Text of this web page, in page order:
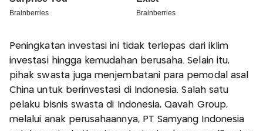
Peningkatan investasi ini tidak terlepas dari iklim
investasi hingga kemudahan berusaha. Selain itu,
pihak swasta juga menjembatani para pemodal asal
China untuk berinvestasi di Indonesia. Salah satu
pelaku bisnis swasta di Indonesia, Qavah Group,
melalui anak perusahaannya, PT Samyang Indonesia